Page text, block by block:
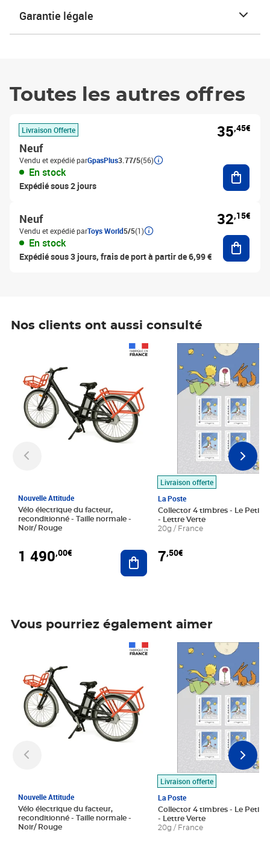
Garantie légale
Toutes les autres offres
Livraison Offerte
Neuf
Vendu et expédié parGpasPlus3.77/5(56)
En stock
Expédié sous 2 jours
35,45€
Neuf
Vendu et expédié parToys World5/5(1)
En stock
Expédié sous 3 jours, frais de port à partir de 6,99 €
32,15€
Nos clients ont aussi consulté
Nouvelle Attitude
Vélo électrique du facteur,
reconditionné - Taille normale -
Noir/ Rouge
1 490,00€ Ajouter au panier
Livraison offerte
La Poste
Collector 4 timbres - Le Petit
- Lettre Verte
20g / France
7,50€
Prix 7,50€
Vous pourriez également aimer
Nouvelle Attitude
Vélo électrique du facteur,
reconditionné - Taille normale -
Noir/ Rouge
Livraison offerte
La Poste
Collector 4 timbres - Le Petit
- Lettre Verte
20g / France
Prix 7,50€